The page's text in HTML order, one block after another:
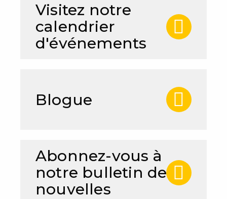
Visitez notre
calendrier
d'événements
Blogue
Abonnez-vous à
notre bulletin de
nouvelles